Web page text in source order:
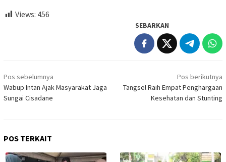
Views: 456
SEBARKAN
Navigasi
pos
Pos sebelumnya
Wabup Intan Ajak Masyarakat Jaga
Sungai Cisadane
Pos berikutnya
Tangsel Raih Empat Penghargaan
Kesehatan dan Stunting
POS TERKAIT